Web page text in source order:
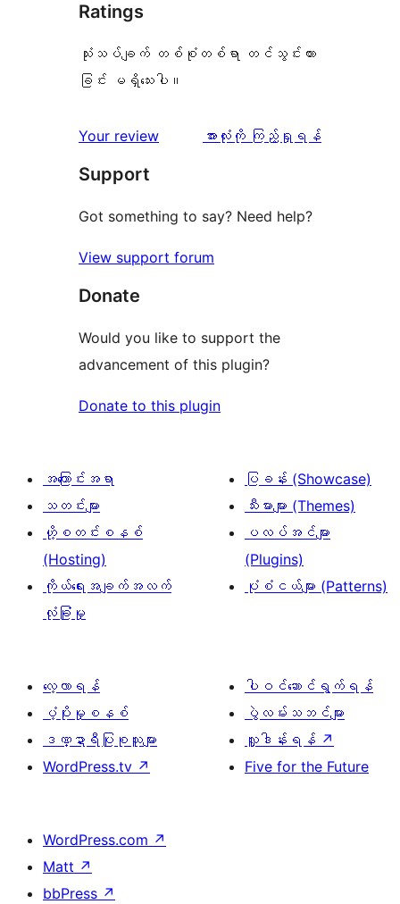
Ratings
သုံးသပ်ချက် တစ်စုံတစ်ရာ တင်သွင်းထား
ခြင်း မရှိသေးပါ။
Your review
သုံးသပ်
အားလုံးကို ကြည့်ရှုရန်
Support
Got something to say? Need help?
View support forum
Donate
Would you like to support the
advancement of this plugin?
Donate to this plugin
အကြောင်းအရာ
သတင်းများ
ဟို့စတင်းစနစ်
(Hosting)
ကိုယ်ရေးအချက်အလက်
လုံခြုံမှု
ပြခန်း (Showcase)
သီးမားများ (Themes)
ပလပ်အင်များ
(Plugins)
ပုံစံငယ်များ (Patterns)
လေ့လာရန်
ပံ့ပိုးမှုစနစ်
ဒဏ္ဍာရီပြုစုသူများ
WordPress.tv ↗
ပါဝင်ဆောင်ရွက်ရန်
ပွဲလမ်းသဘင်များ
လှူဒါန်းရန် ↗
Five for the Future
WordPress.com ↗
Matt ↗
bbPress ↗